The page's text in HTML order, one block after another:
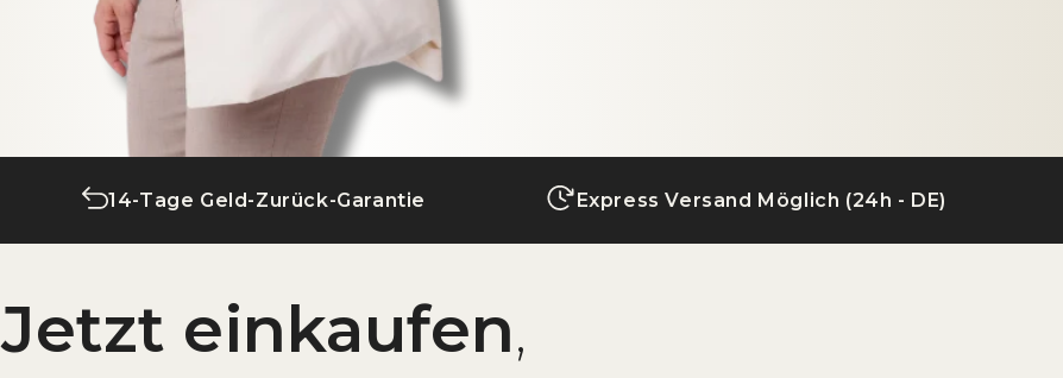
14-Tage Geld-Zurück-Garantie Express Versand Möglich (24h - DE)
Jetzt einkaufen,